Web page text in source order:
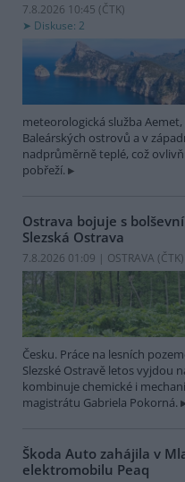
7.8.2026 10:45 (ČTK)
Diskuse: 2
meteorologická služba
Baleárských ostrovů a v
nadprůměrně teplé, což
pobřeží.
Ostrava bojuje s
Slezská Ostrava
7.8.2026 01:09 | OSTRAVA (ČTK)
Česku. Práce na lesních
Slezské Ostravě letos vyjdou
kombinuje chemické i
magistrátu Gabriela Pokorná.
Škoda Auto zahájila v
elektromobilu Peaq